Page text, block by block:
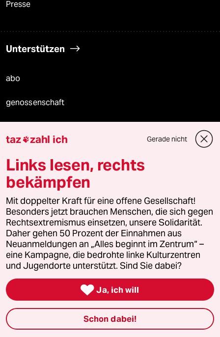
Presse
Unterstützen
abo
genossenschaft
panterstiftung
panterpreis 2026
Podcast
bundestalk
fernverbindung
klima update°
taz zahl ich Gerade nicht
Links lesen, rechts
bekämpfen
Mit doppelter Kraft für eine offene Gesellschaft!
Besonders jetzt brauchen Menschen, die sich gegen
Rechtsextremismus einsetzen, unsere Solidarität.
Daher gehen 50 Prozent der Einnahmen aus
Neuanmeldungen an „Alles beginnt im Zentrum“ –
eine Kampagne, die bedrohte linke Kulturzentren
und Jugendorte unterstützt. Sind Sie dabei?
 Ja, ich will
Schon dabei!